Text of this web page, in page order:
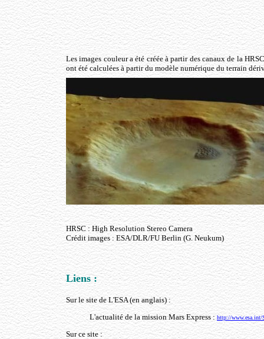
Les images couleur a été créée à partir des canaux de la
ont été calculées à partir du modèle numérique du terrain
HRSC : High Resolution Stereo Camera
Crédit images : ESA/DLR/FU Berlin (G. Neukum)
Liens :
Sur le site de L'ESA (en anglais) :
L'actualité de la mission Mars Express : http://www.esa.int/
Sur ce site :